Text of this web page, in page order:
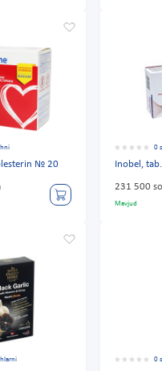
№ 20
0
Inobel,
231 500
Mavjud
0